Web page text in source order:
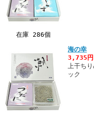
在庫 286個
海の幸
3,735
上干ち
ック